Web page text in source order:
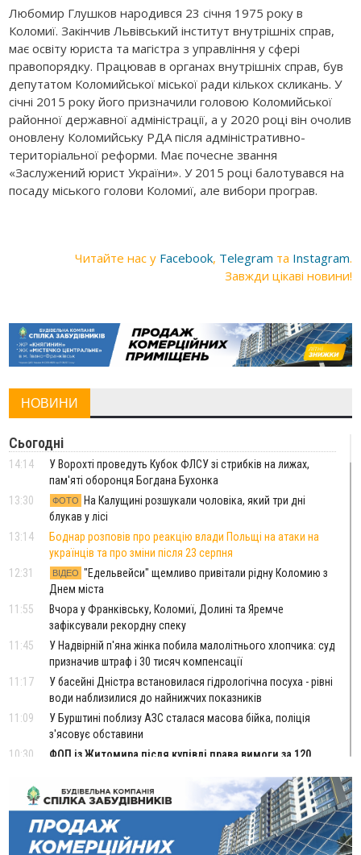
Любомир Глушков народився 23 січня 1975 року в
Коломиї. Закінчив Львівський інститут внутрішніх справ,
має освіту юриста та магістра з управління у сфері
правопорядку. Працював в органах внутрішніх справ, був
депутатом Коломийської міської ради кількох скликань. У
січні 2015 року його призначили головою Коломийської
районної державної адміністрації, а у 2020 році він очолив
оновлену Коломийську РДА після адміністративно-
територіальної реформи. Має почесне звання
«Заслужений юрист України». У 2015 році балотувався на
посаду міського голови Коломиї, але вибори програв.
Читайте нас у Facebook, Telegram та Instagram.
Завжди цікаві новини!
НОВИНИ
Сьогодні
14:14
У Ворохті проведуть Кубок ФЛСУ зі стрибків на лижах,
пам'яті оборонця Богдана Бухонка
13:30
ФОТО
На Калущині розшукали чоловіка, який три дні
блукав у лісі
13:14
Боднар розповів про реакцію влади Польщі на атаки на
українців та про зміни після 23 серпня
12:31
ВІДЕО "Едельвейси" щемливо привітали рідну Коломию з
Днем міста
11:55
Вчора у Франківську, Коломиї, Долині та Яремче
зафіксували рекордну спеку
11:45
У Надвірній п'яна жінка побила малолітнього хлопчика: суд
призначив штраф і 30 тисяч компенсації
11:17
У басейні Дністра встановилася гідрологічна посуха - рівні
води наблизилися до найнижчих показників
11:09
У Бурштині поблизу АЗС сталася масова бійка, поліція
з'ясовує обставини
10:30
ФОП із Житомира після купівлі права вимоги за 120
08:52
У горах біля Осмолоди за допомогою БПЛА розшукали
двох жінок, які заблукали під час збирання ягід
Вчора